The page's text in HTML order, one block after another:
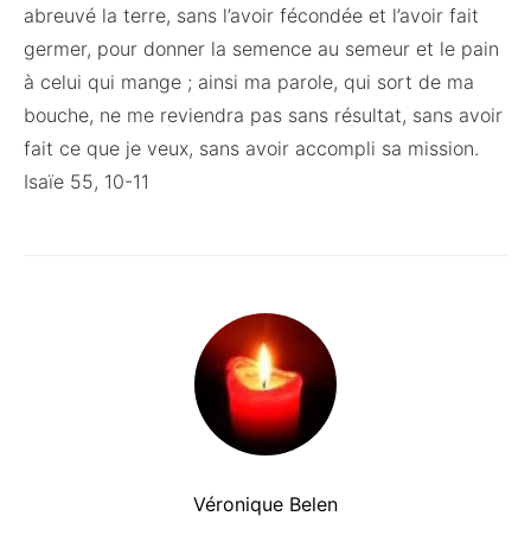
abreuvé la terre, sans l’avoir fécondée et l’avoir fait
germer, pour donner la semence au semeur et le pain
à celui qui mange ; ainsi ma parole, qui sort de ma
bouche, ne me reviendra pas sans résultat, sans avoir
fait ce que je veux, sans avoir accompli sa mission.
Isaïe 55, 10-11
Véronique Belen